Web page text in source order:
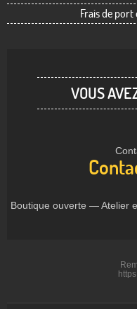
Frais de
VOUS
Boutique ouverte — Atelier